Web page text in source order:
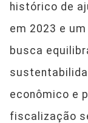
histórico de
em 2023 e
busca
econômico e
fiscalização